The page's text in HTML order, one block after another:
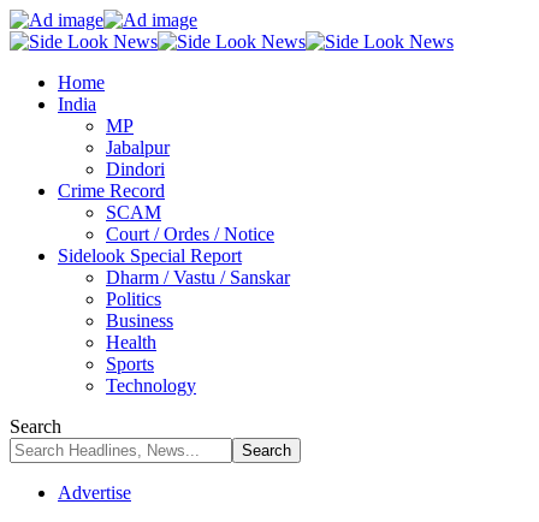
Home
India
MP
Jabalpur
Dindori
Crime Record
SCAM
Court / Ordes / Notice
Sidelook Special Report
Dharm / Vastu / Sanskar
Politics
Business
Health
Sports
Technology
Search
Advertise